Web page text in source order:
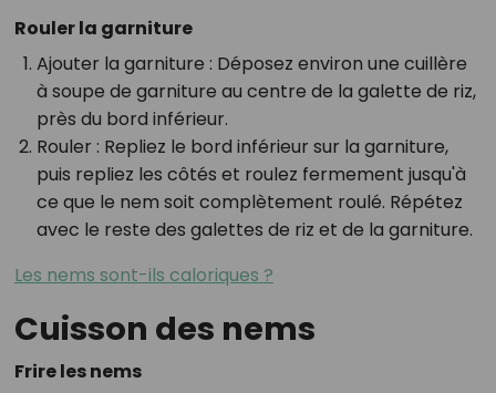
Rouler la garniture
Ajouter la garniture : Déposez environ une cuillère
à soupe de garniture au centre de la galette de riz,
près du bord inférieur.
Rouler : Repliez le bord inférieur sur la garniture,
puis repliez les côtés et roulez fermement jusqu'à
ce que le nem soit complètement roulé. Répétez
avec le reste des galettes de riz et de la garniture.
Les nems sont-ils caloriques ?
Cuisson des nems
Frire les nems